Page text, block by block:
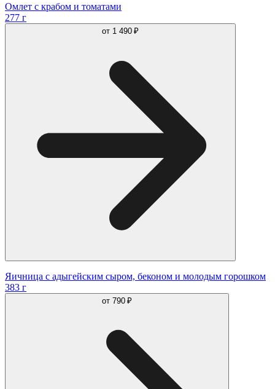
Омлет с крабом и томатами
277 г
от 1 490 ₽
Яичница с адыгейским сыром, беконом и молодым горошком
383 г
от 790 ₽